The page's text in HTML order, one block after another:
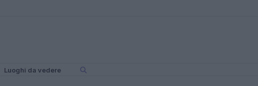
Luoghi da vedere